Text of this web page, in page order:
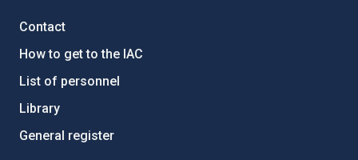
Contact
How to get to the IAC
List of personnel
Library
General register